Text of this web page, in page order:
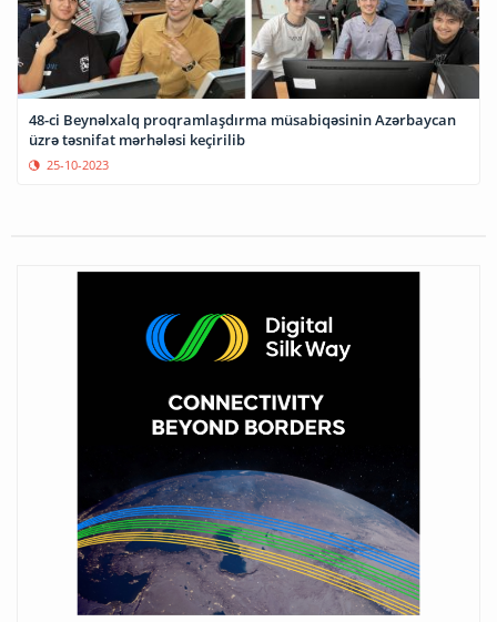
48-ci Beynəlxalq proqramlaşdırma müsabiqəsinin Azərbaycan
üzrə təsnifat mərhələsi keçirilib
25-10-2023